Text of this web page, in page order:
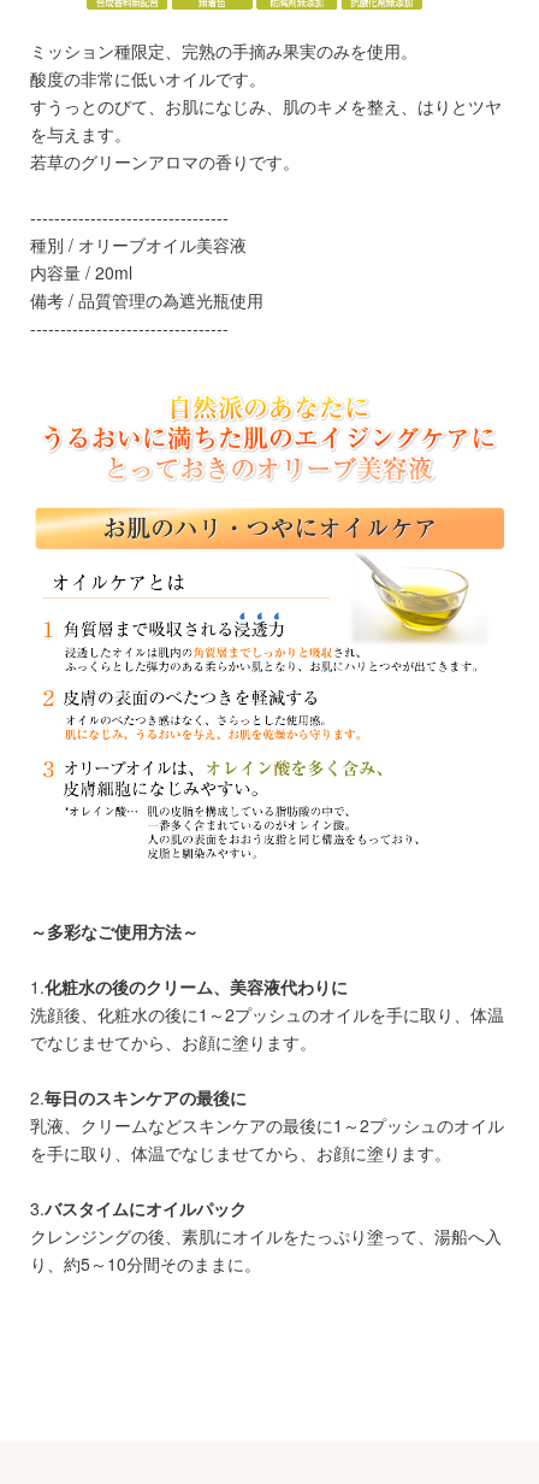
ミッション種限定、完熟の手摘み果実のみを使用。
酸度の非常に低いオイルです。
すうっとのびて、お肌になじみ、肌のキメを整え、はりとツヤ
を与えます。
若草のグリーンアロマの香りです。
---------------------------------
種別 / オリーブオイル美容液
内容量 / 20ml
備考 / 品質管理の為遮光瓶使用
---------------------------------
～多彩なご使用方法～
1.化粧水の後のクリーム、美容液代わりに
洗顔後、化粧水の後に1～2プッシュのオイルを手に取り、体温
でなじませてから、お顔に塗ります。
2.毎日のスキンケアの最後に
乳液、クリームなどスキンケアの最後に1～2プッシュのオイル
を手に取り、体温でなじませてから、お顔に塗ります。
3.バスタイムにオイルパック
クレンジングの後、素肌にオイルをたっぷり塗って、湯船へ入
り、約5～10分間そのままに。